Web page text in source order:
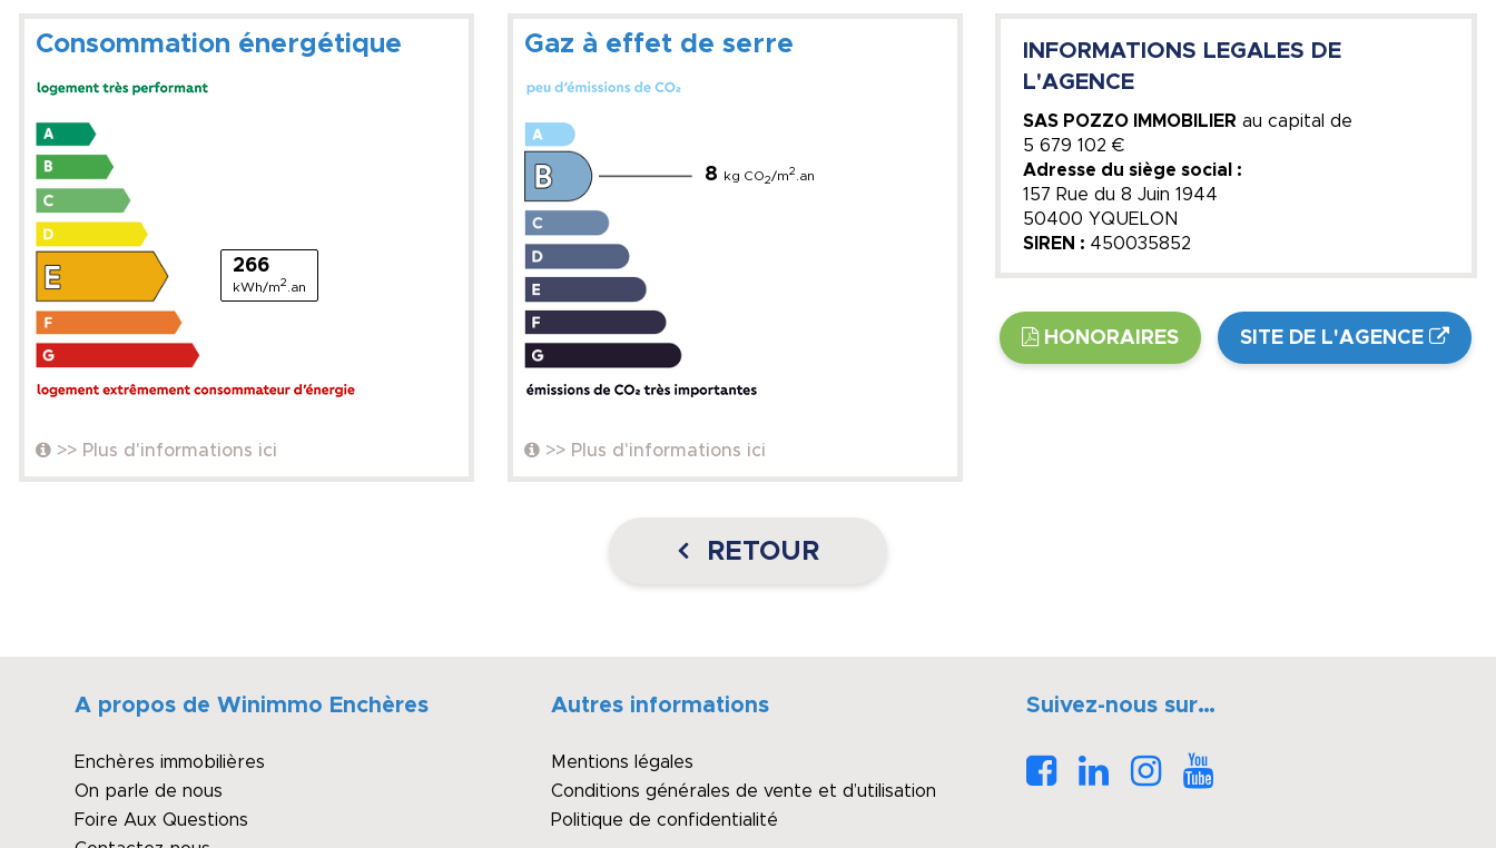
Consommation énergétique
266
kWh/m2 .an
>> Plus d'informations ici
Gaz à effet de serre
8 kg CO2/m2 .an
>> Plus d'informations ici
INFORMATIONS LEGALES DE
L'AGENCE
SAS POZZO IMMOBILIER au capital de
5 679 102 €
Adresse du siège social :
157 Rue du 8 Juin 1944
50400 YQUELON
SIREN : 450035852
HONORAIRES SITE DE L'AGENCE
RETOUR
A propos de Winimmo Enchères
Enchères immobilières
On parle de nous
Foire Aux Questions
Autres informations
Mentions légales
Conditions générales de vente et d’utilisation
Politique de confidentialité
Suivez-nous sur…